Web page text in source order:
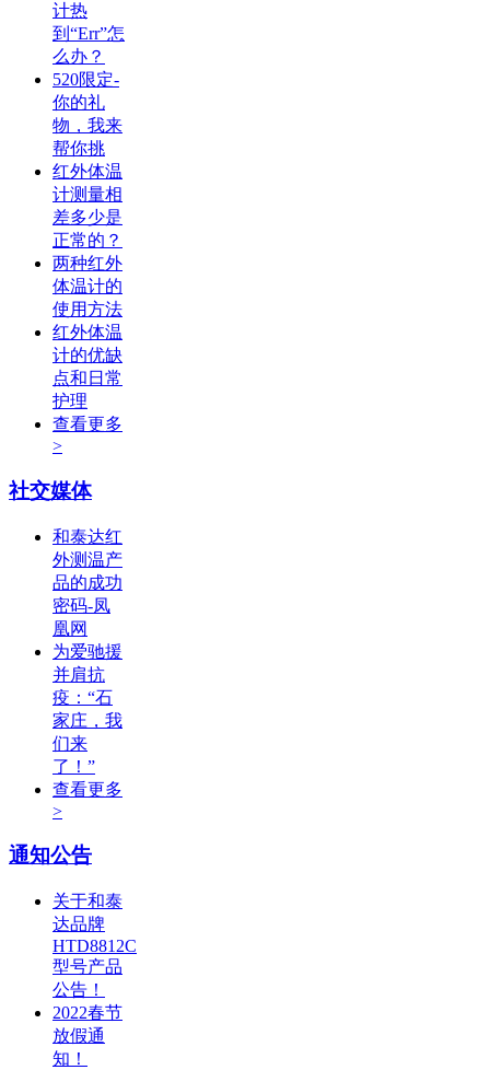
计热
到“Err”怎
么办？
520限定-
你的礼
物，我来
帮你挑
红外体温
计测量相
差多少是
正常的？
两种红外
体温计的
使用方法
红外体温
计的优缺
点和日常
护理
查看更多
>
社交媒体
和泰达红
外测温产
品的成功
密码-凤
凰网
为爱驰援
并肩抗
疫：“石
家庄，我
们来
了！”
查看更多
>
通知公告
关于和泰
达品牌
HTD8812C
型号产品
公告！
2022春节
放假通
知！